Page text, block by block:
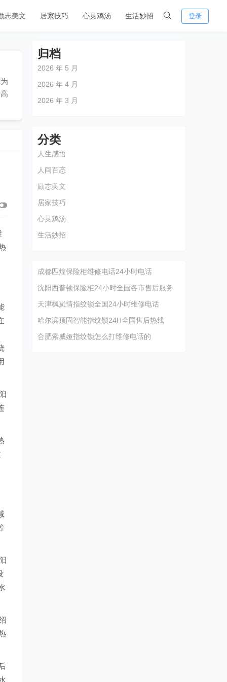
志美文 居家技巧 心灵鸡汤 生活妙招 登录
归档
2026 年 5 月
2026 年 4 月
2026 年 3 月
分类
人生感悟
人间百态
励志美文
居家技巧
心灵鸡汤
生活妙招
成都匹煌保险柜维修电话24小时电话
沈阳西普顿保险柜24小时全国各市售后服务
天津枫岚情指纹锁全国24小时维修电话
哈尔滨顶固智能指纹锁24H全国售后热线
合肥索威娅指纹锁怎么打维修电话的